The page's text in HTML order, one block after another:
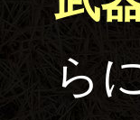
ら